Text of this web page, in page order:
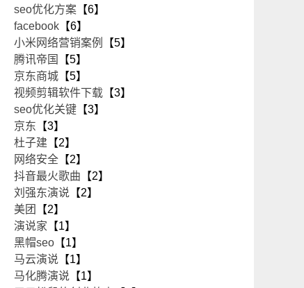
seo优化方案 【6】
facebook 【6】
小米网络营销案例
【5】
腾讯帝国
【5】
京东商城 【5】
视频剪辑软件下载 【3】
seo优化关键 【3】
京东 【3】
杜子建 【2】
网络安全 【2】
抖音最火歌曲 【2】
刘强东演说 【2】
美团
【2】
演说家 【1】
黑帽seo 【1】
马云演说 【1】
马化腾演说 【1】